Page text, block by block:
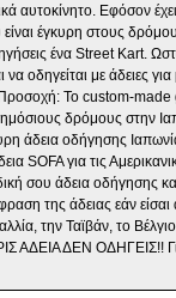
#2αυτοκίνητο. Εφόσον
έγκυρη στους
ένα Street Kart.
να οδηγείται με άδειες
Προσοχή: Το custom-
δρόμους στην
άδεια οδήγησης
SOFA για τις
σου άδεια οδήγησης
της άδειας εάν
την Ταϊβάν, το
ΑΔΕΙΑ ΔΕΝ ΟΔΗΓΕΙΣ!!